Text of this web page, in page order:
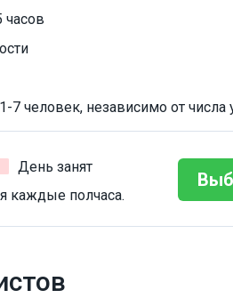
часов
7 человек, независимо от числа
День занят
каждые полчаса.